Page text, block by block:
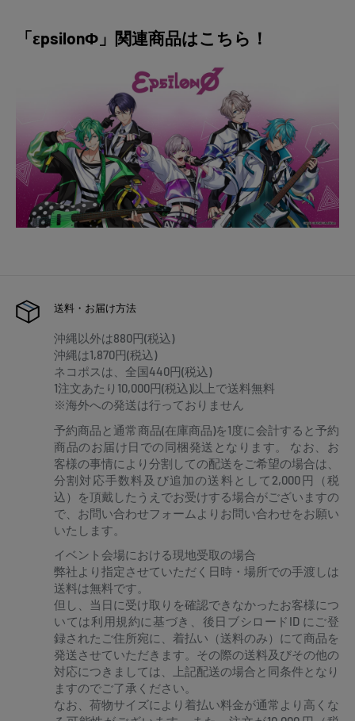
「εpsilonΦ」関連商品はこちら！
送料・お届け方法
沖縄以外は880円(税込)
沖縄は1,870円(税込)
ネコポスは、全国440円(税込)
1注文あたり10,000円(税込)以上で送料無料
※海外への発送は行っておりません
予約商品と通常商品(在庫商品)を1度に会計すると予約
商品のお届け日での同梱発送となります。 なお、お
客様の事情により分割しての配送をご希望の場合は、
分割対応手数料及び追加の送料として2,000円（税
込）を頂戴したうえでお受けする場合がございますの
で、お問い合わせフォームよりお問い合わせをお願い
いたします。
イベント会場における現地受取の場合
弊社より指定させていただく日時・場所での手渡しは
送料は無料です。
但し、当日に受け取りを確認できなかったお客様につ
いては利用規約に基づき、後日ブシロードID にご登
録されたご住所宛に、着払い（送料のみ）にて商品を
発送させていただきます。その際の送料及びその他の
対応につきましては、上記配送の場合と同条件となり
ますのでご了承ください。
なお、荷物サイズにより着払い料金が通常より高くな